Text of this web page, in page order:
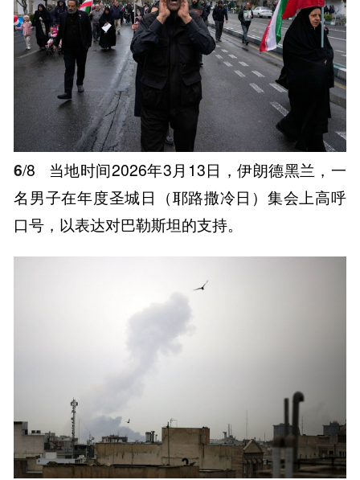
6/8
当地时间2026年3月13日，伊朗德黑兰，一
名男子在年度圣城日（耶路撒冷日）集会上高呼
口号，以表达对巴勒斯坦的支持。